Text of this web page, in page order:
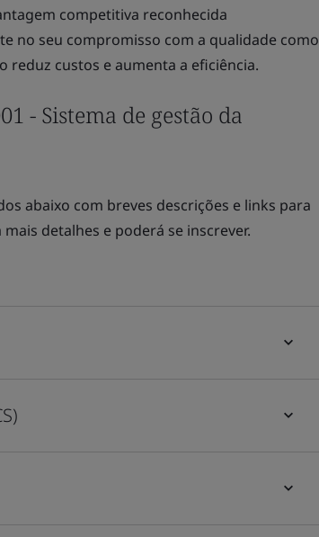
competitiva reconhecida
no seu compromisso com a qualidade como
reduz custos e aumenta a eficiência.
- Sistema de gestão da
abaixo com breves descrições e links para
detalhes e poderá se inscrever.